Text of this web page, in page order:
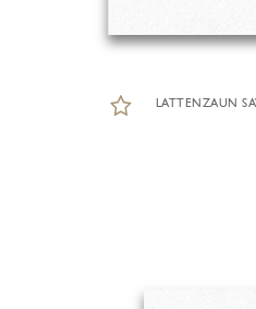
LATTENZAUN